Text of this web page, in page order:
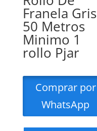
Franela Gris
50 Metros
Minimo 1
rollo Pjar
Comprar por
WhatsApp